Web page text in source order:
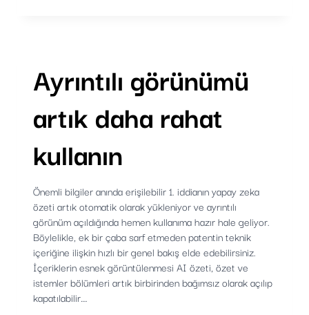
OLARAK
SUNULUYOR
Ayrıntılı görünümü
artık daha rahat
kullanın
Önemli bilgiler anında erişilebilir 1. iddianın yapay zeka
özeti artık otomatik olarak yükleniyor ve ayrıntılı
görünüm açıldığında hemen kullanıma hazır hale geliyor.
Böylelikle, ek bir çaba sarf etmeden patentin teknik
içeriğine ilişkin hızlı bir genel bakış elde edebilirsiniz.
İçeriklerin esnek görüntülenmesi AI özeti, özet ve
istemler bölümleri artık birbirinden bağımsız olarak açılıp
kapatılabilir….